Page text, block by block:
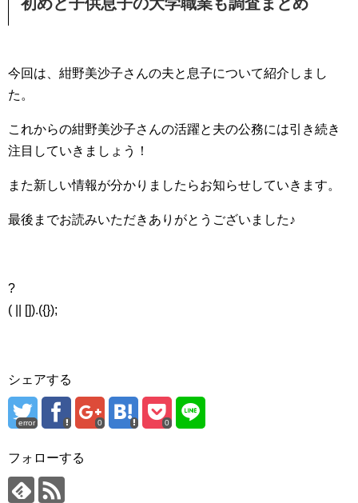
今回は、紺野美沙子さんの夫と息子について紹介しまし
た。
これからの紺野美沙子さんの活躍と夫の公務には引き続き
注目していきましょう！
また新しい情報が分かりましたらお知らせしていきます。
最後までお読みいただきありがとうございました♪
?
( || []).({});
シェアする
error 0 0
フォローする